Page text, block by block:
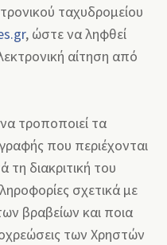
ταχυδρομείου
, ώστε να ληφθεί
αίτηση από
τροποποιεί τα
που περιέχονται
τη διακριτική του
σχετικά με
βραβείων και ποια
των Χρηστών